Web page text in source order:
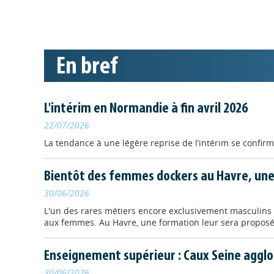
Portraits
de longue
socio-
FORMATION//
En bref
L'intérim en Normandie à fin avril 2026
22/07/2026
La tendance à une légère reprise de l’intérim se
Bientôt des femmes dockers au Havre,
30/06/2026
L'un des rares métiers encore exclusivement
aux femmes. Au Havre, une formation leur sera
Enseignement supérieur : Caux Seine